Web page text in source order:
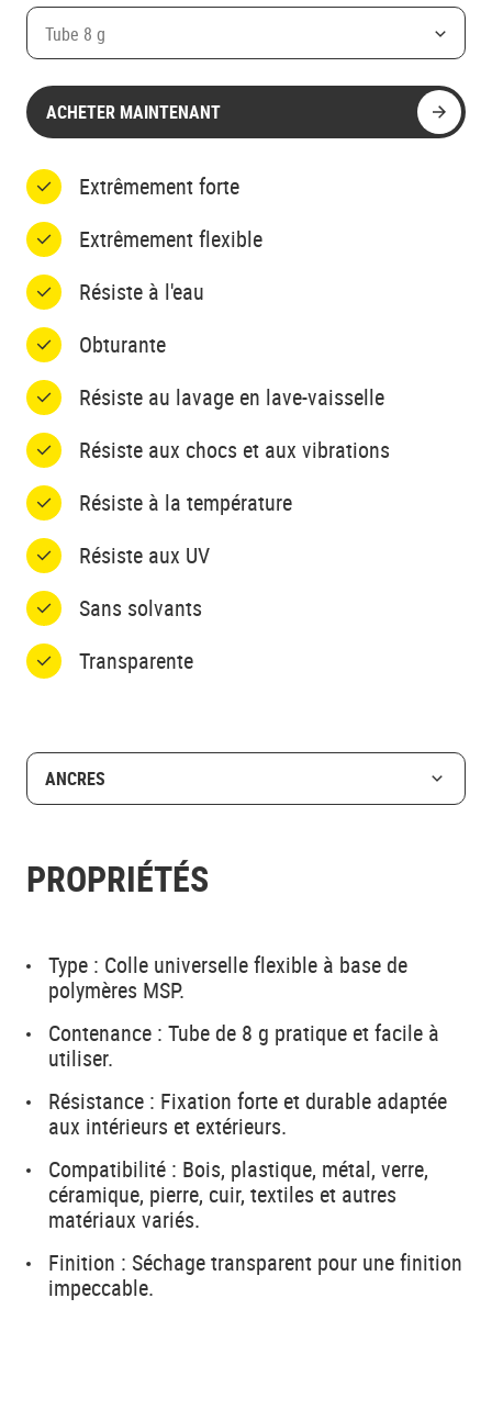
Tube 8 g
ACHETER MAINTENANT
Extrêmement forte
Extrêmement flexible
Résiste à l'eau
Obturante
Résiste au lavage en lave-vaisselle
Résiste aux chocs et aux vibrations
Résiste à la température
Résiste aux UV
Sans solvants
Transparente
ANCRES
PROPRIÉTÉS
Type : Colle universelle flexible à base de
polymères MSP.
Contenance : Tube de 8 g pratique et facile à
utiliser.
Résistance : Fixation forte et durable adaptée
aux intérieurs et extérieurs.
Compatibilité : Bois, plastique, métal, verre,
céramique, pierre, cuir, textiles et autres
matériaux variés.
Finition : Séchage transparent pour une finition
impeccable.